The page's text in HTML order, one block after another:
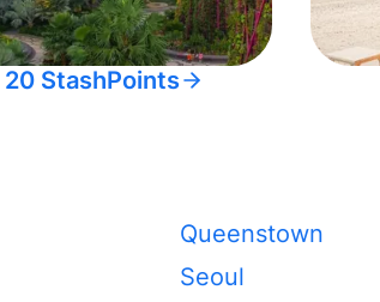
20 StashPoints
Queenstown
Seoul